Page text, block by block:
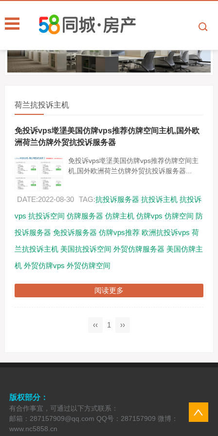
荷兰抗投诉主机
免投诉vps墘塣美国仿牌vps推荐仿牌空间主机,国外欧
洲荷兰仿牌外贸抗投诉服务器
免投诉vps墘塣美国仿牌vps推荐仿牌空间主
机,国外欧洲荷兰仿牌外贸抗投诉服务器...
DATE:2022-08-30 TAG:抗投诉服务器 抗投诉主机 抗投诉
vps 抗投诉空间 仿牌服务器 仿牌主机 仿牌vps 仿牌空间 防
投诉服务器 免投诉服务器 仿牌vps推荐 欧洲抗投诉vps 荷
兰抗投诉主机 美国抗投诉空间 外贸仿牌服务器 美国仿牌主
机 外贸仿牌vps 外贸仿牌空间
阅读更多
‹‹ 1 ››
版权部分：
有合作事宜，可通过以下方式联系：
邮箱：287157909@qq.com QQ号：287157909 微博：
www.nc5858.cn